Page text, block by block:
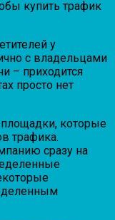
купить трафик
у
с владельцами
– приходится
просто нет
которые
трафика.
сразу на